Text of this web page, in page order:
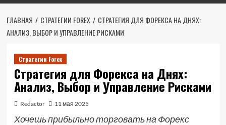
ГЛАВНАЯ СТРАТЕГИИ FOREX
СТРАТЕГИЯ ДЛЯ ФОРЕКСА НА ДНЯХ:
АНАЛИЗ, ВЫБОР И УПРАВЛЕНИЕ РИСКАМИ
Стратегии Forex
Стратегия для Форекса на Днях:
Анализ, Выбор и Управление Рисками
Redactor 11 мая 2025
Хочешь прибыльно торговать на Форекс